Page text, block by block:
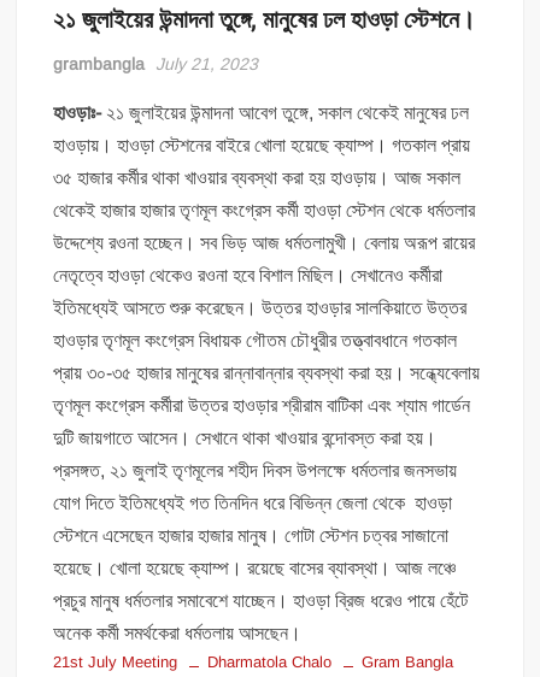
২১ জুলাইয়ের উন্মাদনা তুঙ্গে, মানুষের ঢল হাওড়া স্টেশনে।
grambangla July 21, 2023
হাওড়াঃ-২১ জুলাইয়ের উন্মাদনা আবেগ তুঙ্গে, সকাল থেকেই মানুষের ঢল
হাওড়ায়। হাওড়া স্টেশনের বাইরে খোলা হয়েছে ক্যাম্প। গতকাল প্রায়
৩৫ হাজার কর্মীর থাকা খাওয়ার ব্যবস্থা করা হয় হাওড়ায়। আজ সকাল
থেকেই হাজার হাজার তৃণমূল কংগ্রেস কর্মী হাওড়া স্টেশন থেকে ধর্মতলার
উদ্দেশ্যে রওনা হচ্ছেন। সব ভিড় আজ ধর্মতলামুখী। বেলায় অরূপ রায়ের
নেতৃত্বে হাওড়া থেকেও রওনা হবে বিশাল মিছিল। সেখানেও কর্মীরা
ইতিমধ্যেই আসতে শুরু করেছেন। উত্তর হাওড়ার সালকিয়াতে উত্তর
হাওড়ার তৃণমূল কংগ্রেস বিধায়ক গৌতম চৌধুরীর তত্ত্বাবধানে গতকাল
প্রায় ৩০-৩৫ হাজার মানুষের রান্নাবান্নার ব্যবস্থা করা হয়। সন্ধ্যেবেলায়
তৃণমূল কংগ্রেস কর্মীরা উত্তর হাওড়ার শ্রীরাম বাটিকা এবং শ্যাম গার্ডেন
দুটি জায়গাতে আসেন। সেখানে থাকা খাওয়ার বন্দোবস্ত করা হয়।
প্রসঙ্গত, ২১ জুলাই তৃণমূলের শহীদ দিবস উপলক্ষে ধর্মতলার জনসভায়
যোগ দিতে ইতিমধ্যেই গত তিনদিন ধরে বিভিন্ন জেলা থেকে হাওড়া
স্টেশনে এসেছেন হাজার হাজার মানুষ। গোটা স্টেশন চত্বর সাজানো
হয়েছে। খোলা হয়েছে ক্যাম্প। রয়েছে বাসের ব্যাবস্থা। আজ লঞ্চে
প্রচুর মানুষ ধর্মতলার সমাবেশে যাচ্ছেন। হাওড়া ব্রিজ ধরেও পায়ে হেঁটে
অনেক কর্মী সমর্থকেরা ধর্মতলায় আসছেন।
21st July Meeting Dharmatola Chalo
Gram Bangla